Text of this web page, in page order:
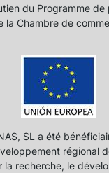
du Programme de
la Chambre de
SL a été
régional
la recherche, le